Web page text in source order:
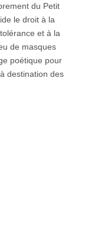
du Petit
le droit à la
et à la
de masques
poétique pour
destination des